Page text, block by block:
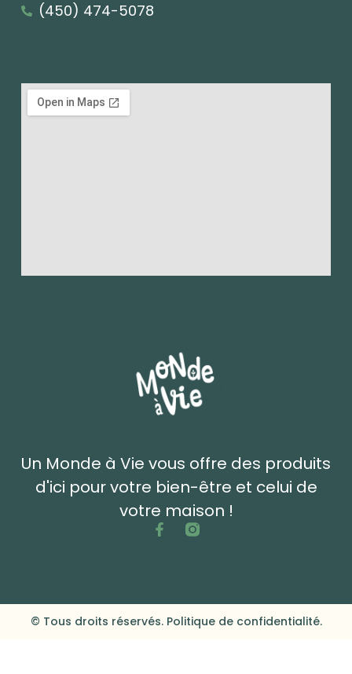
Un Monde à Vie vous offre des produits
d'ici pour votre bien-être et celui de
votre maison !
(450) 474-5078
© Tous droits réservés. Politique de confidentialité.